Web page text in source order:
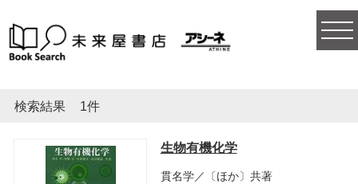
検索結果 1件
生物有機化学
貫名学／〔ほか〕共著